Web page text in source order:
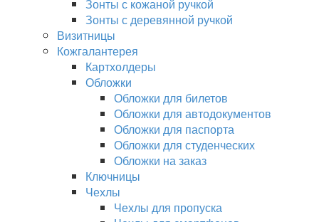
Зонты с кожаной ручкой
Зонты с деревянной ручкой
Визитницы
Кожгалантерея
Картхолдеры
Обложки
Обложки для билетов
Обложки для автодокументов
Обложки для паспорта
Обложки для студенческих
Обложки на заказ
Ключницы
Чехлы
Чехлы для пропуска